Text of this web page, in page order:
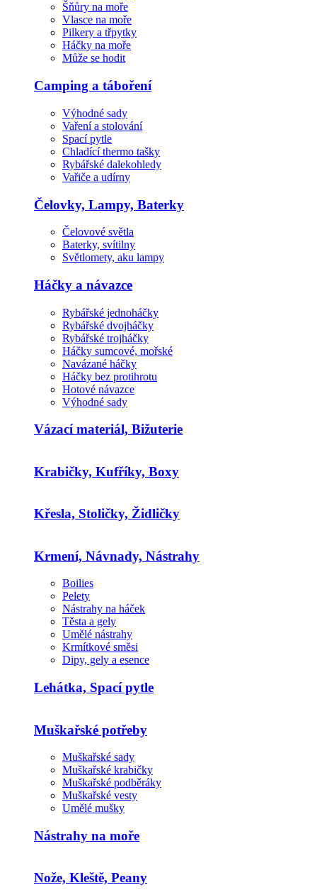
Šňůry na moře
Vlasce na moře
Pilkery a třpytky
Háčky na moře
Může se hodit
Camping a táboření
Výhodné sady
Vaření a stolování
Spací pytle
Chladící thermo tašky
Rybářské dalekohledy
Vařiče a udírny
Čelovky, Lampy, Baterky
Čelovové světla
Baterky, svítilny
Světlomety, aku lampy
Háčky a návazce
Rybářské jednoháčky
Rybářské dvojháčky
Rybářské trojháčky
Háčky sumcové, mořské
Navázané háčky
Háčky bez protihrotu
Hotové návazce
Výhodné sady
Vázací materiál, Bižuterie
Krabičky, Kufříky, Boxy
Křesla, Stoličky, Židličky
Krmení, Návnady, Nástrahy
Boilies
Pelety
Nástrahy na háček
Těsta a gely
Umělé nástrahy
Krmítkové směsi
Dipy, gely a esence
Lehátka, Spací pytle
Muškařské potřeby
Muškařské sady
Muškařské krabičky
Muškařské podběráky
Muškařské vesty
Umělé mušky
Nástrahy na moře
Nože, Kleště, Peany